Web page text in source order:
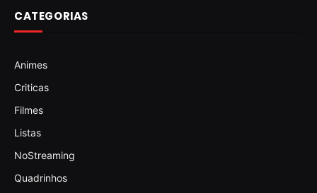
CATEGORIAS
Animes
Criticas
Filmes
Listas
NoStreaming
Quadrinhos